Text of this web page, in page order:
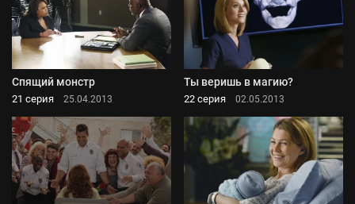
Спящий монстр
21 серия 25.04.2013
Ты веришь в магию?
22 серия 02.05.2013